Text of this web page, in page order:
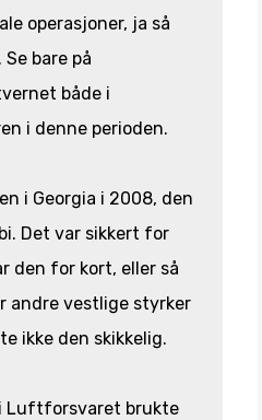
operasjoner, ja så
bare på
både i
i denne perioden.
i Georgia i 2008, den
Det var sikkert for
den for kort, eller så
andre vestlige styrker
ikke den skikkelig.
Luftforsvaret brukte